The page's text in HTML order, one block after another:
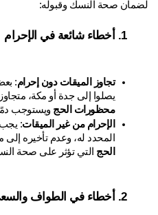
صحة النسك وقبوله:
أخطاء شائعة في الإحرام
تجاوز الميقات دون إحرام
يصلوا إلى جدة أو مكة، متجاوزين
محظورات الحج ويستوجب دمًا.
الإحرام من غير الميقات
المحدد له، وعدم تأخيره إلى ما
التي تؤثر على صحة النسك.
أخطاء في الطواف والسعي